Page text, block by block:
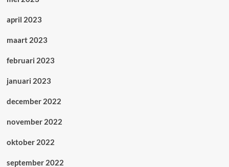
april 2023
maart 2023
februari 2023
januari 2023
december 2022
november 2022
oktober 2022
september 2022